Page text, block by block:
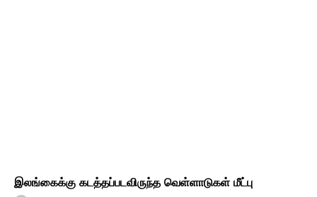
இலங்கைக்கு கடத்தப்படவிருந்த வெள்ளாடுகள் மீட்பு